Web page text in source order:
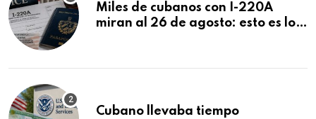
Miles de cubanos con I-220A
miran al 26 de agosto: esto es lo
Cubano llevaba tiempo